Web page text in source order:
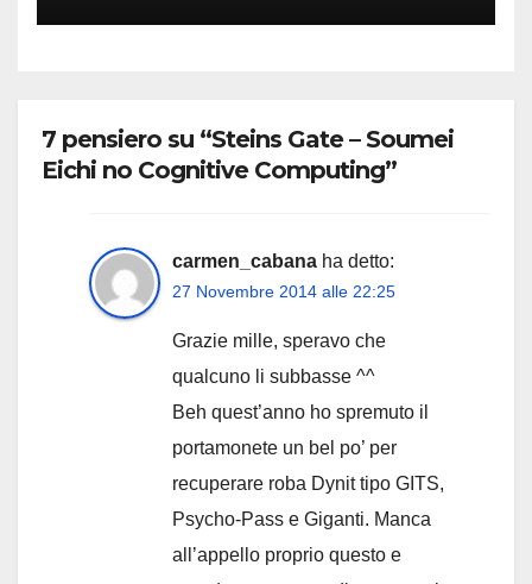
7 pensiero su “Steins Gate – Soumei
Eichi no Cognitive Computing”
carmen_cabana ha detto:
27 Novembre 2014 alle 22:25
Grazie mille, speravo che
qualcuno li subbasse ^^
Beh quest’anno ho spremuto il
portamonete un bel po’ per
recuperare roba Dynit tipo GITS,
Psycho-Pass e Giganti. Manca
all’appello proprio questo e